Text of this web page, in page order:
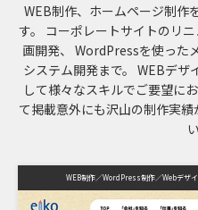
WEB制作、ホームページ制作
す。
コーポレートサイトのリ
画開発、
WordPressを使った
システム開発まで。 WEBデザ
して様々なスキルでご要望にお
て掲載意外にも沢山の制作実
WEB制作 WordPress制作 Webデザ